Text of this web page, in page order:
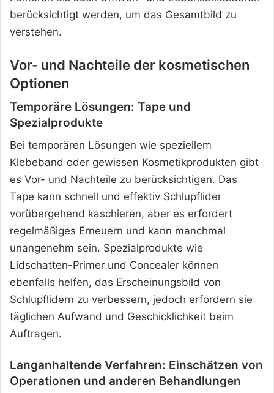
berücksichtigt werden, um das Gesamtbild zu
verstehen.
Vor- und Nachteile der kosmetischen
Optionen
Temporäre Lösungen: Tape und
Spezialprodukte
Bei temporären Lösungen wie speziellem
Klebeband oder gewissen Kosmetikprodukten gibt
es Vor- und Nachteile zu berücksichtigen. Das
Tape kann schnell und effektiv Schlupflider
vorübergehend kaschieren, aber es erfordert
regelmäßiges Erneuern und kann manchmal
unangenehm sein. Spezialprodukte wie
Lidschatten-Primer und Concealer können
ebenfalls helfen, das Erscheinungsbild von
Schlupflidern zu verbessern, jedoch erfordern sie
täglichen Aufwand und Geschicklichkeit beim
Auftragen.
Langanhaltende Verfahren: Einschätzen von
Operationen und anderen Behandlungen